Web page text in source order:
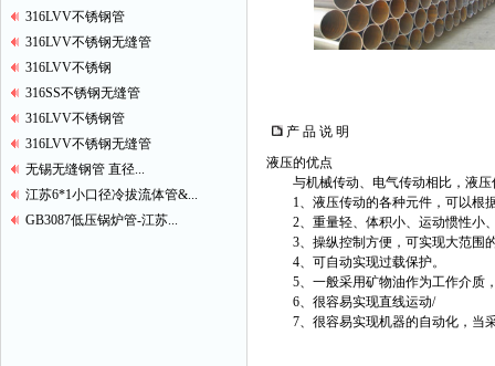
316LVV不锈钢管
316LVV不锈钢无缝管
316LVV不锈钢
316SS不锈钢无缝管
316LVV不锈钢管
316LVV不锈钢无缝管
无锡无缝钢管 直径...
江苏6*1小口径冷拔流体管&...
GB3087低压锅炉管-江苏...
产 品 说 明
液压的优点
与机械传动、电气传动相比，液压
1、液压传动的各种元件，可以根
2、重量轻、体积小、运动惯性小
3、操纵控制方便，可实现大范围的
4、可自动实现过载保护。
5、一般采用矿物油作为工作介质
6、很容易实现直线运动/
7、很容易实现机器的自动化，当采